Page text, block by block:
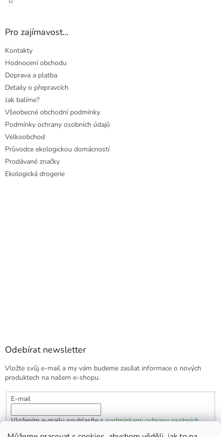
Pro zajímavost...
Kontakty
Hodnocení obchodu
Doprava a platba
Detaily o přepravcích
Jak balíme?
Všeobecné obchodní podmínky
Podmínky ochrany osobních údajů
Velkoobchod
Průvodce ekologickou domácností
Prodávané značky
Ekologická drogerie
Odebírat newsletter
Vložte svůj e-mail a my vám budeme zasílat informace o nových
produktech na našem e-shopu.
E-mail
Vložením e-mailu souhlasíte spodmínkami ochrany osobních